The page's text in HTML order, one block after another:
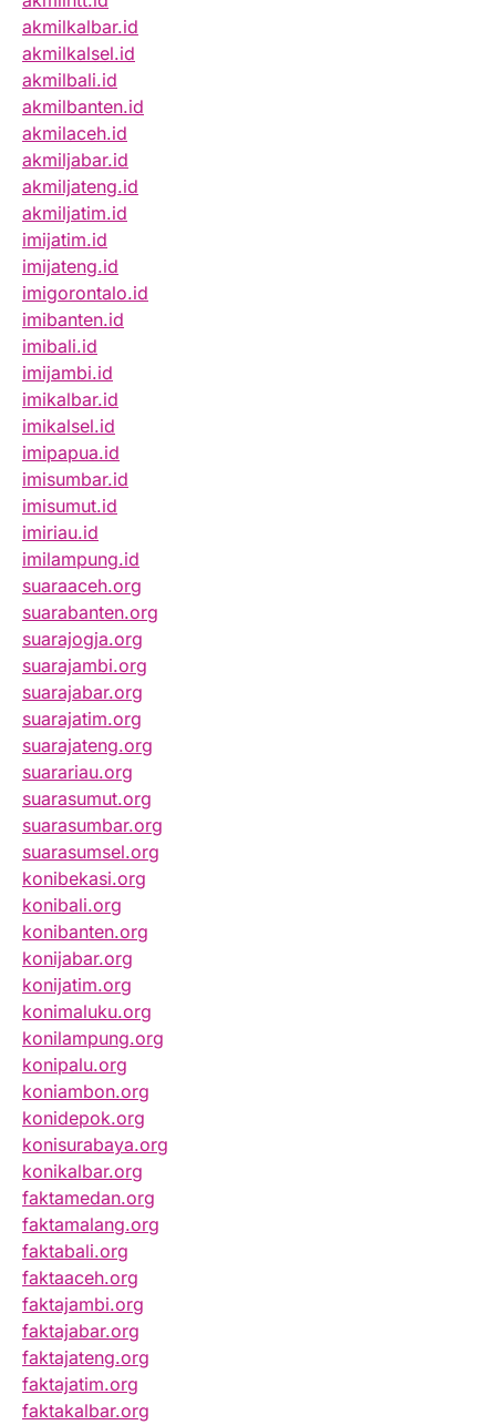
akmilkalbar.id
akmilkalsel.id
akmilbali.id
akmilbanten.id
akmilaceh.id
akmiljabar.id
akmiljateng.id
akmiljatim.id
imijatim.id
imijateng.id
imigorontalo.id
imibanten.id
imibali.id
imijambi.id
imikalbar.id
imikalsel.id
imipapua.id
imisumbar.id
imisumut.id
imiriau.id
imilampung.id
suaraaceh.org
suarabanten.org
suarajogja.org
suarajambi.org
suarajabar.org
suarajatim.org
suarajateng.org
suarariau.org
suarasumut.org
suarasumbar.org
suarasumsel.org
konibekasi.org
konibali.org
konibanten.org
konijabar.org
konijatim.org
konimaluku.org
konilampung.org
konipalu.org
koniambon.org
konidepok.org
konisurabaya.org
konikalbar.org
faktamedan.org
faktamalang.org
faktabali.org
faktaaceh.org
faktajambi.org
faktajabar.org
faktajateng.org
faktajatim.org
faktakalbar.org